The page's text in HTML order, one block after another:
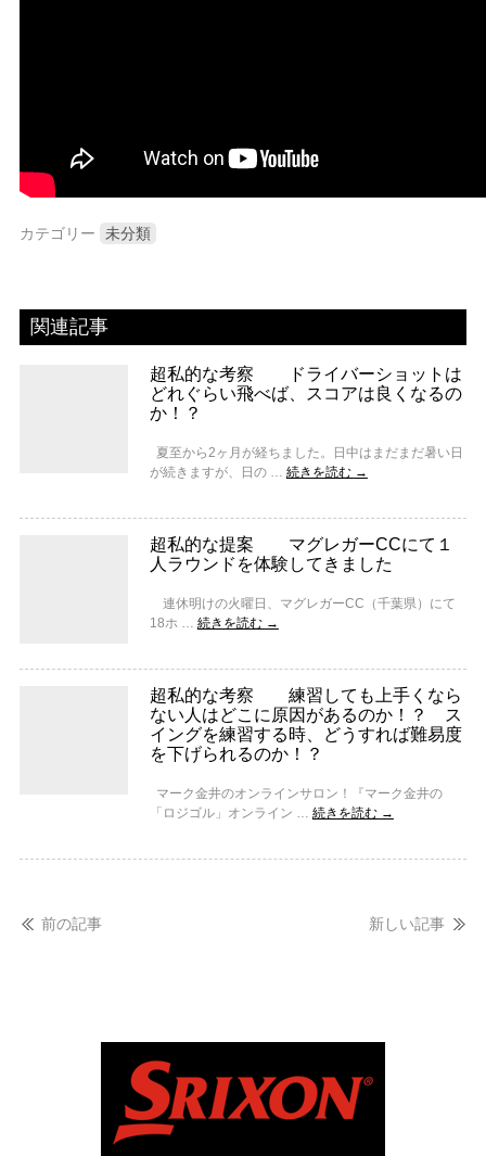
カテゴリー 未分類
関連記事
超私的な考察 ドライバーショットは
どれぐらい飛べば、スコアは良くなるの
か！？
夏至から2ヶ月が経ちました。日中はまだまだ暑い日
が続きますが、日の … 続きを読む →
超私的な提案 マグレガーCCにて１
人ラウンドを体験してきました
連休明けの火曜日、マグレガーCC（千葉県）にて
18ホ … 続きを読む →
超私的な考察 練習しても上手くなら
ない人はどこに原因があるのか！？ ス
イングを練習する時、どうすれば難易度
を下げられるのか！？
マーク金井のオンラインサロン！『マーク金井の
「ロジゴル」オンライン … 続きを読む →
前の記事 新しい記事